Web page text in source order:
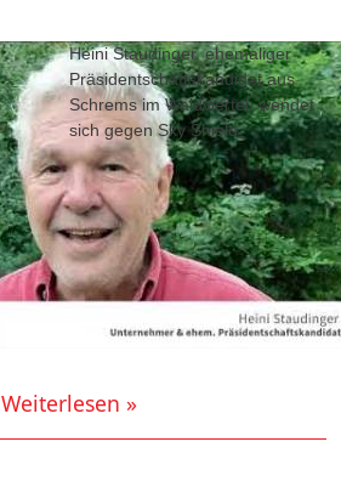
Heini Staudinger, ehemaliger
Präsidentschaftskandidat aus
Schrems im Waldviertel, wendet
sich gegen Sky Shield
Weiterlesen »